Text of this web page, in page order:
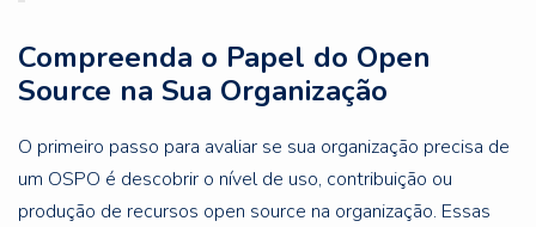
Compreenda o Papel do Open
Source na Sua Organização
O primeiro passo para avaliar se sua organização precisa de
um OSPO é descobrir o nível de uso, contribuição ou
produção de recursos open source na organização. Essas